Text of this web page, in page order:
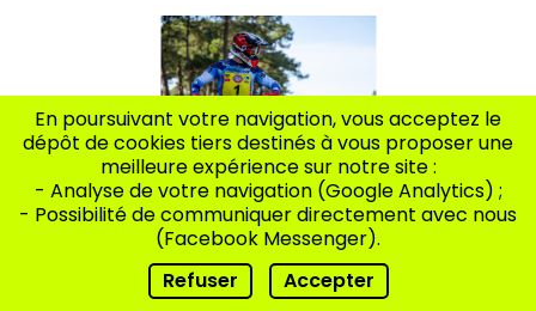
Championnat de France des Sables Encore un
double podium pour Cyril et Lars
Pour le team Honda Motoblouz SR l’année débute
comme s’était terminée la précédente, avec un double
podium pour Cyril Genot et Lars Van Berkel qui prennent
En poursuivant votre navigation, vous acceptez le
dépôt de cookies tiers destinés à vous proposer une
meilleure expérience sur notre site :
- Analyse de votre navigation (Google Analytics) ;
- Possibilité de communiquer directement avec nous
(Facebook Messenger).
Refuser
Accepter